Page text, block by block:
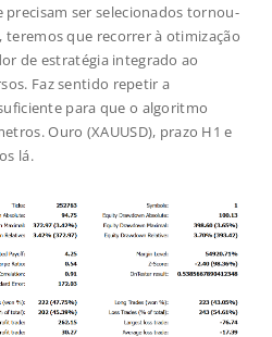
ser selecionados tornou-
que recorrer à otimização
de estratégia integrado ao
Faz sentido repetir a
para que o algoritmo
Ouro (XAUUSD), prazo H1 e
lá.